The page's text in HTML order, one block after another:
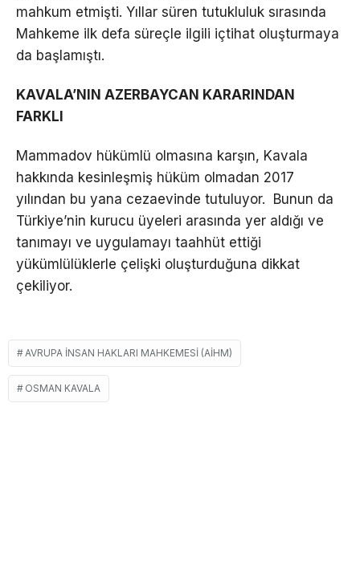
mahkum etmişti. Yıllar süren tutukluluk sırasında
Mahkeme ilk defa süreçle ilgili içtihat oluşturmaya
da başlamıştı.
KAVALA’NIN AZERBAYCAN KARARINDAN
FARKLI
Mammadov hükümlü olmasına karşın, Kavala
hakkında kesinleşmiş hüküm olmadan 2017
yılından bu yana cezaevinde tutuluyor. Bunun da
Türkiye’nin kurucu üyeleri arasında yer aldığı ve
tanımayı ve uygulamayı taahhüt ettiği
yükümlülüklerle çelişki oluşturduğuna dikkat
çekiliyor.
AVRUPA İNSAN HAKLARI MAHKEMESI (AİHM)
OSMAN KAVALA